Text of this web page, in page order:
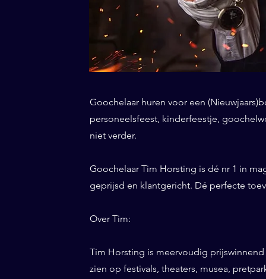
Goochelaar huren voor een
personeelsfeest, kinderfeestje,
niet verder.
Goochelaar Tim Horsting is dé nr 1 in
geprijsd en klantgericht. Dé perfecte
Over Tim:
Tim Horsting is meervoudig
zien op festivals, theaters, musea,